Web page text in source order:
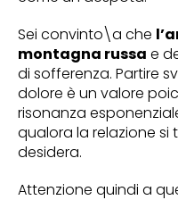
Sei convinto\a che
montagna russa e
di sofferenza. Partire
dolore è un valore
risonanza
qualora la relazione si
desidera.
Attenzione quindi a